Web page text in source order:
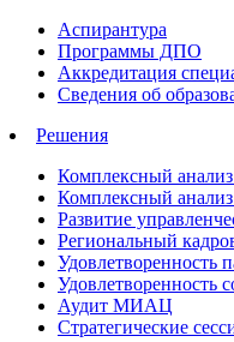
Аспирантура
Программы ДПО
Аккредитация
Сведения об
Решения
Комплексный анализ
Комплексный
Развитие
Региональный
Удовлетворенность
Удовлетворенность
Аудит МИАЦ
Стратегические